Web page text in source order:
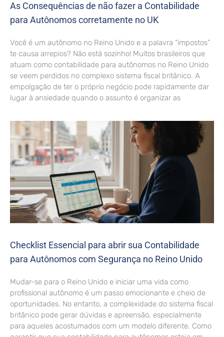
As Consequências de não fazer a Contabilidade
para Autônomos corretamente no UK
Você é um autônomo no Reino Unido e a palavra “impostos”
te causa arrepios? Não está sozinho! Muitos brasileiros que
atuam como contabilidade para autônomos no Reino Unido
se veem perdidos no complexo sistema fiscal britânico. A
empolgação de ter o próprio negócio pode rapidamente dar
lugar à ansiedade quando o assunto é organizar as
Checklist Essencial para abrir sua Contabilidade
para Autônomos com Segurança no Reino Unido
Mudar-se para o Reino Unido e iniciar uma vida como
profissional autônomo é um passo emocionante e cheio de
oportunidades. No entanto, a complexidade do sistema fiscal
britânico pode gerar dúvidas e apreensão, especialmente
para aqueles acostumados com um modelo diferente. Como